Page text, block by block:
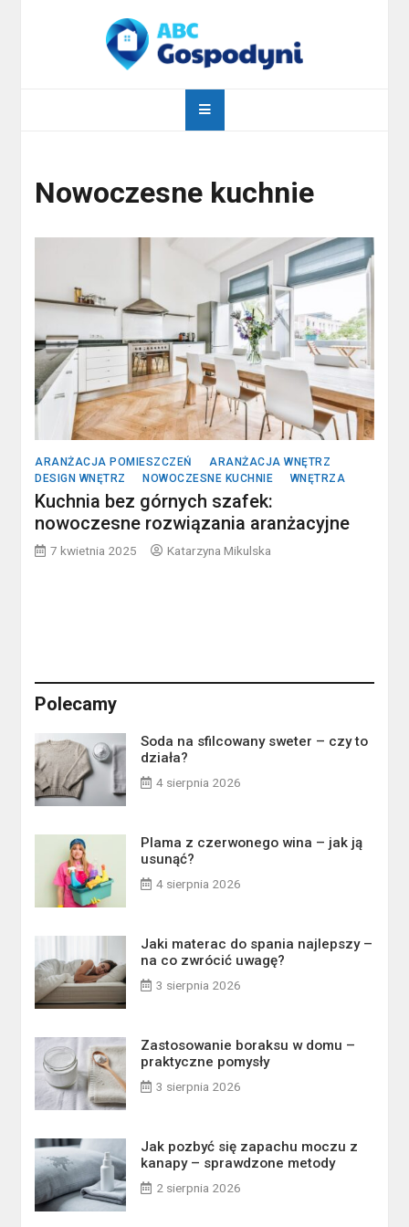
abcgospodyni.pl
Nowoczesne kuchnie
ARANŻACJA POMIESZCZEŃ
ARANŻACJA WNĘTRZ
DESIGN WNĘTRZ
NOWOCZESNE KUCHNIE WNĘTRZA
Kuchnia bez górnych szafek:
nowoczesne rozwiązania aranżacyjne
7 kwietnia 2025 Katarzyna Mikulska
Polecamy
Soda na sfilcowany sweter – czy to
działa?
4 sierpnia 2026
Plama z czerwonego wina – jak ją
usunąć?
4 sierpnia 2026
Jaki materac do spania najlepszy –
na co zwrócić uwagę?
3 sierpnia 2026
Zastosowanie boraksu w domu –
praktyczne pomysły
3 sierpnia 2026
Jak pozbyć się zapachu moczu z
kanapy – sprawdzone metody
2 sierpnia 2026